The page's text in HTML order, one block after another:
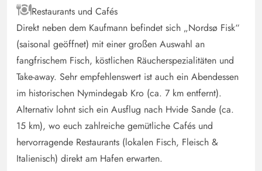
dass es nicht notwendig war, die Elektroheizungen
einzuschalten, obwohl wir noch im März waren.
Jürgen Grimme
Deutschland
5 von 5
5 von 5
5 out of 5
15/02/2025
Klein, Kuschelig, das Haus selber ist etwas in die Jahre
gekommen aber es fehlt an nichts, technisch einwandfrei
(Küchengeräte, Multimedia)
Restaurants und Cafés
Direkt neben dem Kaufmann befindet sich „Nordsø Fisk“
(saisonal geöffnet) mit einer großen Auswahl an
fangfrischem Fisch, köstlichen Räucherspezialitäten und
Take-away. Sehr empfehlenswert ist auch ein Abendessen
im historischen Nymindegab Kro (ca. 7 km entfernt).
Alternativ lohnt sich ein Ausflug nach Hvide Sande (ca.
15 km), wo euch zahlreiche gemütliche Cafés und
hervorragende Restaurants (lokalen Fisch, Fleisch &
Italienisch) direkt am Hafen erwarten.